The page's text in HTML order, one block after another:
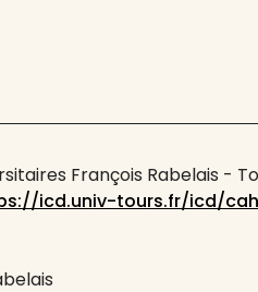
François Rabelais -
icd.univ-tours.fr/icd/